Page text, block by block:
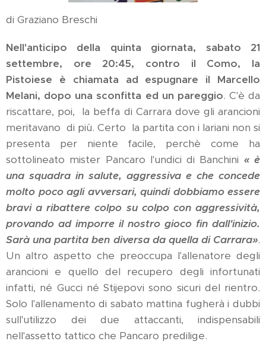
di Graziano Breschi
Nell'anticipo della quinta giornata, sabato 21
settembre, ore 20:45, contro il Como, la
Pistoiese è chiamata ad espugnare il Marcello
Melani, dopo una sconfitta ed un pareggio. C'è da
riscattare, poi, la beffa di Carrara dove gli arancioni
meritavano di più. Certo la partita con i lariani non si
presenta per niente facile, perchè come ha
sottolineato mister Pancaro l'undici di Banchini « è
una squadra in salute, aggressiva e che concede
molto poco agli avversari, quindi dobbiamo essere
bravi a ribattere colpo su colpo con aggressività,
provando ad imporre il nostro gioco fin dall'inizio.
Sarà una partita ben diversa da quella di Carrara».
Un altro aspetto che preoccupa l'allenatore degli
arancioni e quello del recupero degli infortunati
infatti, né Gucci né Stijepovi sono sicuri del rientro.
Solo l'allenamento di sabato mattina fugherà i dubbi
sull'utilizzo dei due attaccanti, indispensabili
nell'assetto tattico che Pancaro predilige.